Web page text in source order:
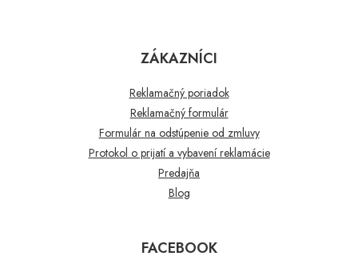
ZÁKAZNÍCI
Reklamačný poriadok
Reklamačný formulár
Formulár na odstúpenie od zmluvy
Protokol o prijatí a vybavení reklamácie
Predajňa
Blog
FACEBOOK